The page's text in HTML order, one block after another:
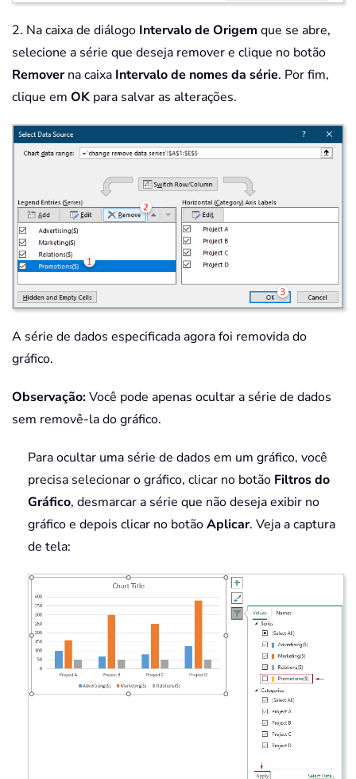
2. Na caixa de diálogo Intervalo de Origem que se abre,
selecione a série que deseja remover e clique no botão
Removerna caixa Intervalo de nomes da série. Por fim,
clique em OK para salvar as alterações.
A série de dados especificada agora foi removida do
gráfico.
Observação:Você pode apenas ocultar a série de dados
sem removê-la do gráfico.
Para ocultar uma série de dados em um gráfico, você
precisa selecionar o gráfico, clicar no botão Filtros do
Gráfico, desmarcar a série que não deseja exibir no
gráfico e depois clicar no botãoAplicar. Veja a captura
de tela: